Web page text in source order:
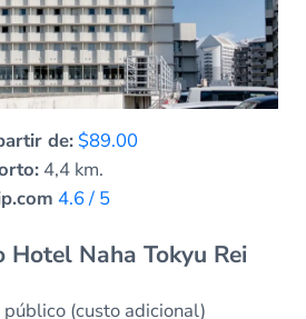
de: $89.00
4,4 km.
4.6 / 5
Hotel Naha Tokyu Rei
(custo adicional)